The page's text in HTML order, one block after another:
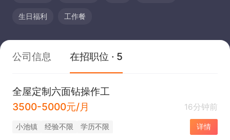
生日福利 工作餐
公司信息 在招职位 · 5
全屋定制六面钻操作工
3500-5000元/月
16分钟前
小池镇 经验不限 学历不限 详情